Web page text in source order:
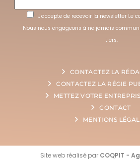
J'accepte de recevoir la newsletter Le
Nous nous engageons à ne jamais
tiers.
CONTACTEZ LA
CONTACTEZ LA RÉGIE
METTEZ VOTRE
CONTACT
MENTIONS
Site web réalisé par COQPIT -